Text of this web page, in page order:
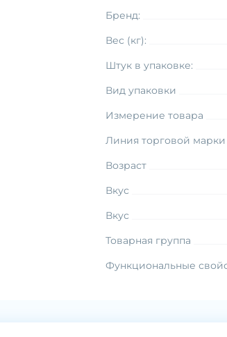
Бренд:
Вес (кг):
Штук в упаковке:
Вид упаковки
Измерение товара
Линия торговой
Возраст
Вкус
Вкус
Товарная группа
Функциональные